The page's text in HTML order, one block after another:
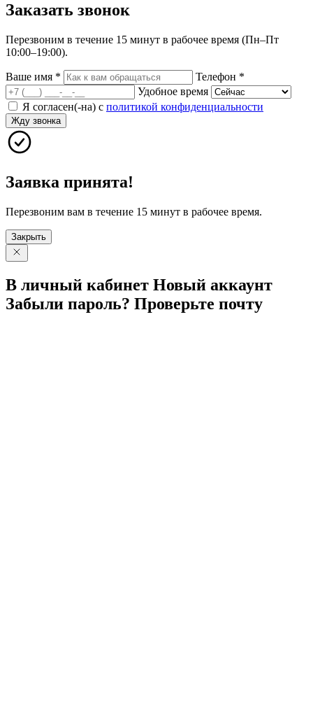
Заказать звонок
Перезвоним в течение 15 минут в рабочее время (Пн–Пт
10:00–19:00).
Ваше имя * Телефон *
Удобное время
Я согласен(-на) с политикой конфиденциальности
Жду звонка
Заявка принята!
Перезвоним вам в течение 15 минут в рабочее время.
Закрыть
В личный кабинет Новый аккаунт
Забыли пароль? Проверьте почту